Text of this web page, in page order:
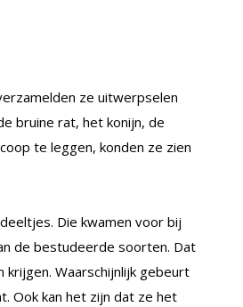
ze uitwerpselen
bruine rat, het konijn, de
te leggen, konden ze zien
Die kwamen voor bij
de bestudeerde soorten. Dat
Waarschijnlijk gebeurt
Ook kan het zijn dat ze het